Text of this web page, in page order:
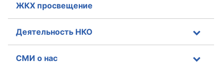
ЖКХ просвещение
Деятельность НКО
СМИ о нас